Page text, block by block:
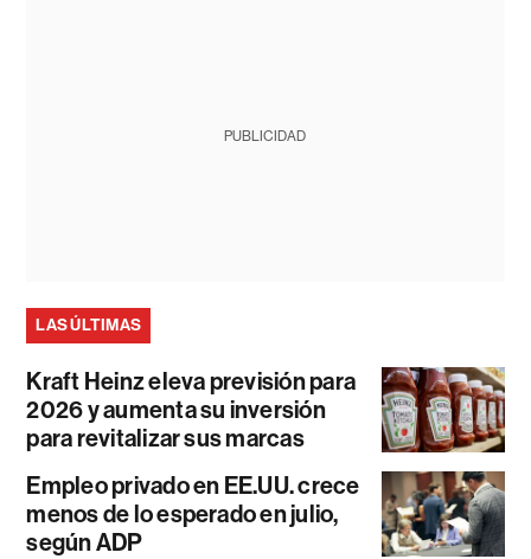
PUBLICIDAD
LAS ÚLTIMAS
Kraft Heinz eleva previsión para
2026 y aumenta su inversión
para revitalizar sus marcas
Empleo privado en EE.UU. crece
menos de lo esperado en julio,
según ADP